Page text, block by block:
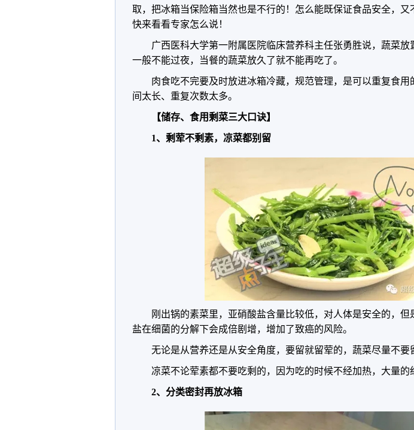
取，把冰箱当保险箱当然也是不行的！怎么能既保证食品安全，又
快来看看专家怎么说！
广西医科大学第一附属医院临床营养科主任张勇胜说，蔬菜放
一般不能过夜，当餐的蔬菜放久了就不能再吃了。
肉食吃不完要及时放进冰箱冷藏，规范管理，是可以重复食用
间太长、重复次数太多。
【储存、食用剩菜三大口诀】
1、剩荤不剩素，凉菜都别留
刚出锅的素菜里，亚硝酸盐含量比较低，对人体是安全的，但
盐在细菌的分解下会成倍剧增，增加了致癌的风险。
无论是从营养还是从安全角度，要留就留荤的，蔬菜尽量不要
凉菜不论荤素都不要吃剩的，因为吃的时候不经加热，大量的
2、分类密封再放冰箱